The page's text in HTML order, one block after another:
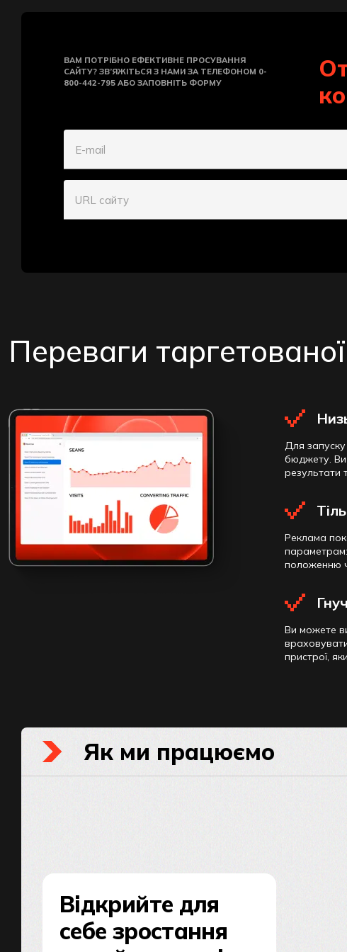
ВАМ ПОТРІБНО ЕФЕКТИВНЕ ПРОСУВАННЯ
САЙТУ? ЗВ’ЯЖІТЬСЯ З НАМИ ЗА ТЕЛЕФОНОМ 0-
800-442-795 АБО ЗАПОВНІТЬ ФОРМУ
E-mail
URL сайту
Переваги
Для запуску
бюджету. Ви
результати
Реклама
параметрам:
положенню
Ви можете
пристрої,
Як ми працюємо
Відкрийте для
себе зростання